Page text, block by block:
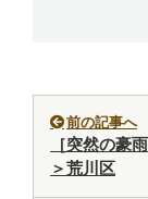
前の記事へ
［突然の豪
＞荒川区